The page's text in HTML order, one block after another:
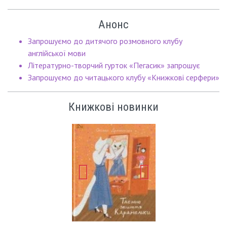
Анонс
Запрошуємо до дитячого розмовного клубу
англійської мови
Літературно-творчий гурток «Пегасик» запрошує
Запрошуємо до читацького клубу «Книжкові серфери»
Книжкові новинки